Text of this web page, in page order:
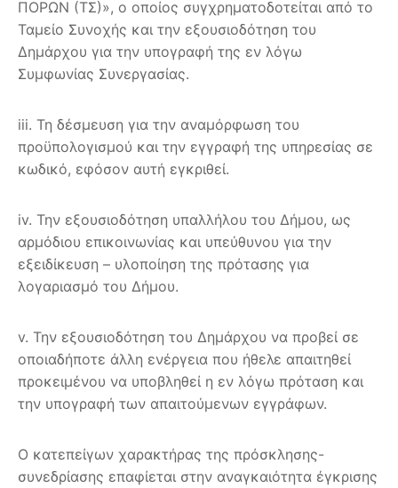
ΠΟΡΩΝ (ΤΣ)», ο οποίος συγχρηματοδοτείται από το
Ταμείο Συνοχής και την εξουσιοδότηση του
Δημάρχου για την υπογραφή της εν λόγω
Συμφωνίας Συνεργασίας.
iii. Τη δέσμευση για την αναμόρφωση του
προϋπολογισμού και την εγγραφή της υπηρεσίας σε
κωδικό, εφόσον αυτή εγκριθεί.
iv. Την εξουσιοδότηση υπαλλήλου του Δήμου, ως
αρμόδιου επικοινωνίας και υπεύθυνου για την
εξειδίκευση – υλοποίηση της πρότασης για
λογαριασμό του Δήμου.
v. Την εξουσιοδότηση του Δημάρχου να προβεί σε
οποιαδήποτε άλλη ενέργεια που ήθελε απαιτηθεί
προκειμένου να υποβληθεί η εν λόγω πρόταση και
την υπογραφή των απαιτούμενων εγγράφων.
Ο κατεπείγων χαρακτήρας της πρόσκλησης-
συνεδρίασης επαφίεται στην αναγκαιότητα έγκρισης